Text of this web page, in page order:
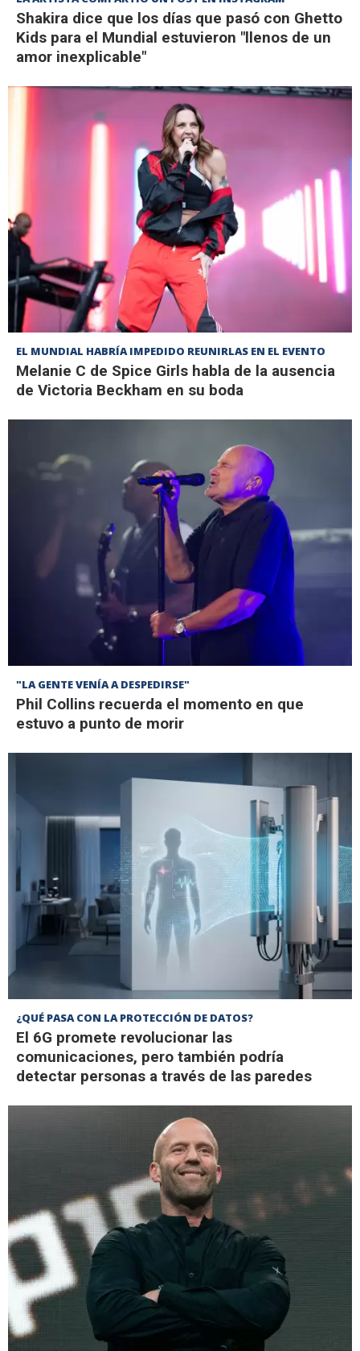
Shakira dice que los días que pasó con Ghetto
Kids para el Mundial estuvieron "llenos de un
amor inexplicable"
EL MUNDIAL HABRÍA IMPEDIDO REUNIRLAS EN EL EVENTO
Melanie C de Spice Girls habla de la ausencia
de Victoria Beckham en su boda
"LA GENTE VENÍA A DESPEDIRSE"
Phil Collins recuerda el momento en que
estuvo a punto de morir
¿QUÉ PASA CON LA PROTECCIÓN DE DATOS?
El 6G promete revolucionar las
comunicaciones, pero también podría
detectar personas a través de las paredes